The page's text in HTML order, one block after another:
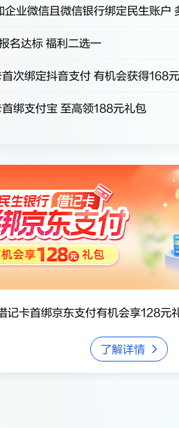
。
业微信且微信银行绑定民生账户 多款好礼
名达标 福利二选一
绑支付宝 至高领188元礼包
记卡首绑京东支付有机会享128元
了解详情